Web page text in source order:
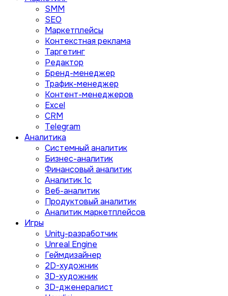
SMM
SEO
Маркетплейсы
Контекстная реклама
Таргетинг
Редактор
Бренд-менеджер
Трафик-менеджер
Контент-менеджеров
Excel
CRM
Telegram
Аналитика
Системный аналитик
Бизнес-аналитик
Финансовый аналитик
Aналитик 1с
Веб-аналитик
Продуктовый аналитик
Аналитик маркетплейсов
Игры
Unity-разработчик
Unreal Engine
Геймдизайнер
2D-художник
3D-художник
3D-дженералист